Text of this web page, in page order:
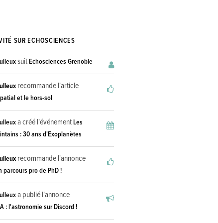
SUR ECHOSCIENCES
suitEchosciences Grenoble
recommande l'article
et le hors-sol
a créé l'événementLes
: 30 ans d'Exoplanètes
recommande l'annonce
parcours pro de PhD !
a publié l'annonce
: l'astronomie sur Discord !